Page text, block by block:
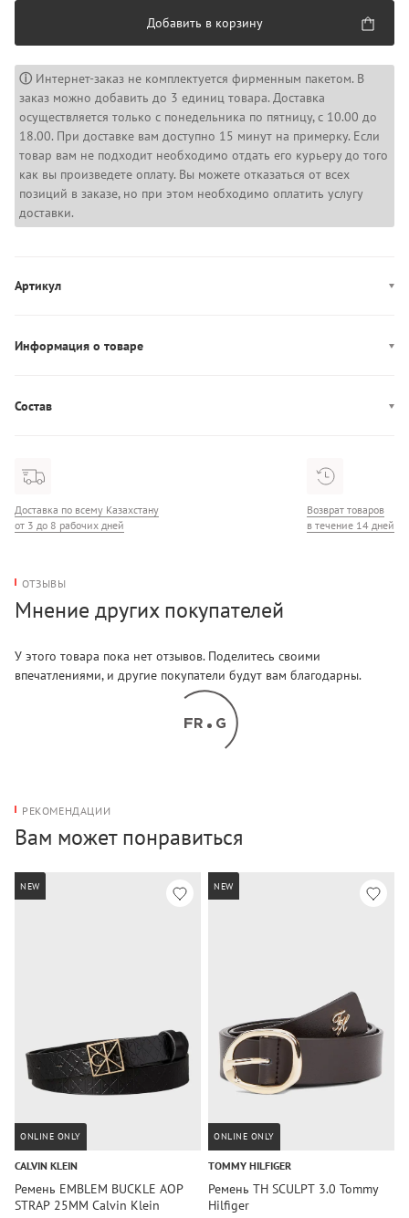
Добавить в корзину
ⓘ Интернет-заказ не комплектуется фирменным пакетом. В
заказ можно добавить до 3 единиц товара. Доставка
осуществляется только с понедельника по пятницу, с 10.00 до
18.00. При доставке вам доступно 15 минут на примерку. Если
товар вам не подходит необходимо отдать его курьеру до того
как вы произведете оплату. Вы можете отказаться от всех
позиций в заказе, но при этом необходимо оплатить услугу
доставки.
Артикул
Информация о товаре
Производство: Италия
Ширина: 2,5 см
Состав
Доставка по всему Казахстану
от 3 до 8 рабочих дней
Возврат товаров
в течение 14 дней
ОТЗЫВЫ
Мнение других покупателей
У этого товара пока нет отзывов. Поделитесь своими
впечатлениями, и другие покупатели будут вам благодарны.
РЕКОМЕНДАЦИИ
Вам может понравиться
NEW
ONLINE ONLY
CALVIN KLEIN
Ремень EMBLEM BUCKLE AOP
STRAP 25MM Calvin Klein
NEW
ONLINE ONLY
TOMMY HILFIGER
Ремень TH SCULPT 3.0 Tommy
Hilfiger